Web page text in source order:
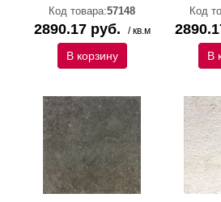
Код товара:57148
2890.17 руб. / кв.м
В корзину
Код
В